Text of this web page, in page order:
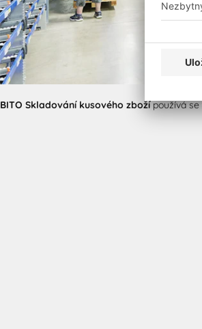
BITO Skladování kusového zbožípoužívá se